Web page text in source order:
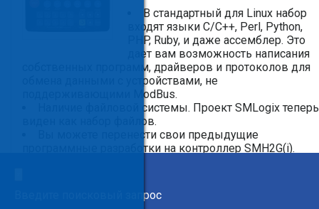
Введите поисковый запрос
В стандартный для Linux набор
входят языки C/C++, Perl, Python,
PHP, Ruby, и даже ассемблер. Это
дает вам возможность написания
собственных программ, драйверов и протоколов для
обмена данными с устройствами, не
поддерживающими ModBus.
Наличие файловой системы. Проект SMLogix теперь
виден как набор файлов.
Вы можете перенести свои предыдущие
программные разработки на контроллер SMH2G(i).